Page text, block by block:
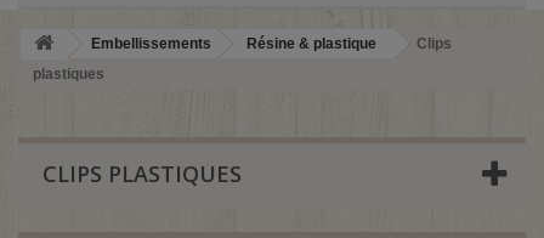
Embellissements Résine & plastique
Clips
plastiques
CLIPS PLASTIQUES